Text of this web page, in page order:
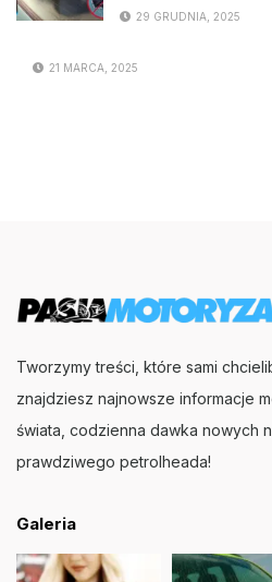
29 GRUDNIA, 2025
21 MARCA, 2025
Tworzymy treści, które sami
znajdziesz najnowsze informacje
świata, codzienna dawka nowych
prawdziwego petrolheada!
Galeria